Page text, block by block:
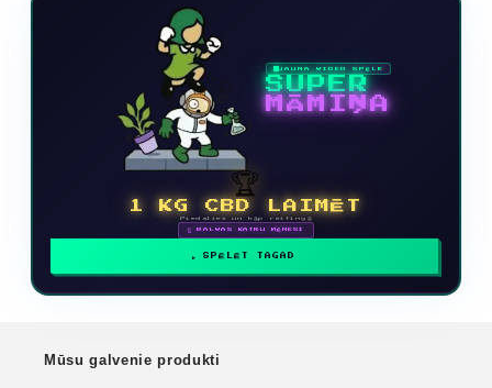
JAUNA VIDEO SPĒLE
SUPER
MĀMIŅA
🏆
1 KG CBD LAIMĒT
Piedalies un kāp reitingā
🗓 BALVAS KATRU MĒNESI
SPĒLĒT TAGAD
Mūsu galvenie produkti